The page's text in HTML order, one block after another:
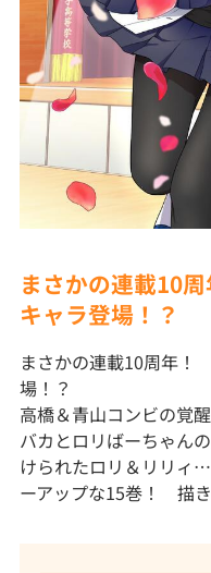
まさかの連載10
キャラ登場！？
まさかの連載10周年
場！？
高橋＆青山コンビの覚
バカとロリばーちゃん
けられたロリ＆リリィ
ーアップな15巻！ 描